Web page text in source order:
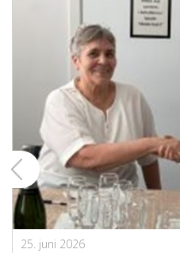
25. juni 2026